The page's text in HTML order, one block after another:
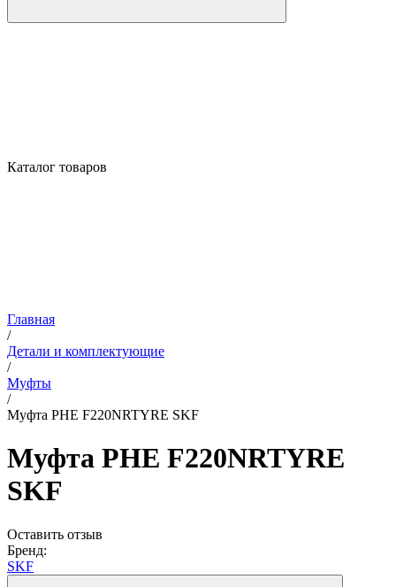
Каталог товаров
Главная
/
Детали и комплектующие
/
Муфты
/
Муфта PHE F220NRTYRE SKF
Муфта PHE F220NRTYRE
SKF
Оставить отзыв
Бренд:
SKF